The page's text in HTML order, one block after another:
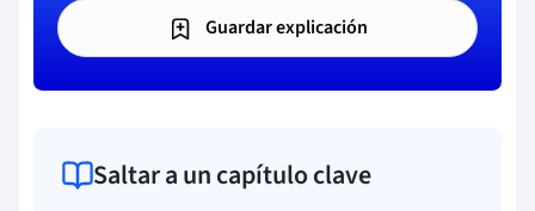
Guardar explicación
Saltar a un capítulo clave